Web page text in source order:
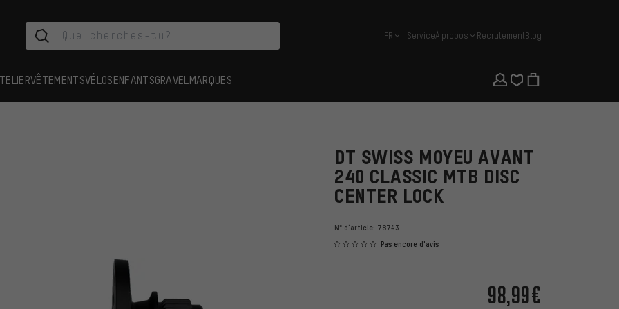
français
FR ServiceÀ propos RecrutementBlog
VÊTEMENTSVÉLOSENFANTSGRAVEL MARQUES
DT SWISS MOYEU AVANT
240 CLASSIC MTB DISC
CENTER LOCK
N° d'article: 78743
Pas encore d'avis
98,99€